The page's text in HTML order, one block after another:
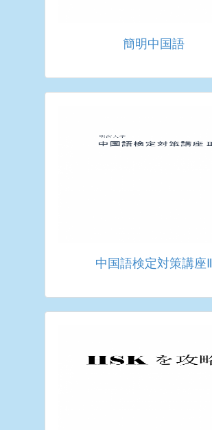
簡明中国語
中国語検定対策講座Ⅱ